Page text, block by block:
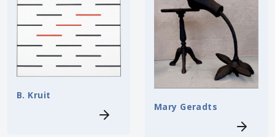
B. Kruit
Mary Geradts